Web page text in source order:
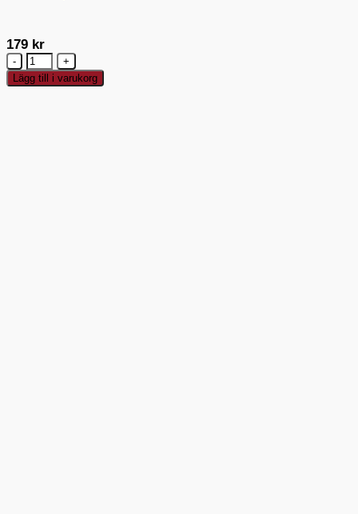
179 kr
Exxent
Opera
Lägg till i varukorg